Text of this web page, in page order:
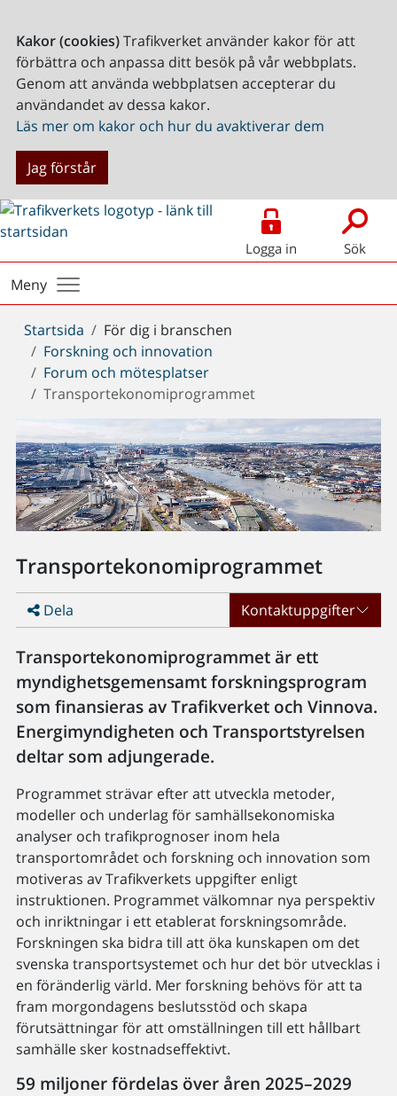
Kakor (cookies)Trafikverket använder kakor för att
förbättra och anpassa ditt besök på vår webbplats.
Genom att använda webbplatsen accepterar du
användandet av dessa kakor.
Läs mer om kakor och hur du avaktiverar dem
Jag förstår
Logga in Sök
Meny
Du
är
här:
Startsida
För dig i branschen
Forskning och innovation
Forum och mötesplatser
Transportekonomiprogrammet
Transportekonomiprogrammet
Dela Kontaktuppgifter
Transportekonomiprogrammet är ett
myndighetsgemensamt forskningsprogram
som finansieras av Trafikverket och Vinnova.
Energimyndigheten och Transportstyrelsen
deltar som adjungerade.
Programmet strävar efter att utveckla metoder,
modeller och underlag för samhällsekonomiska
analyser och trafikprognoser inom hela
transportområdet och forskning och innovation som
motiveras av Trafikverkets uppgifter enligt
instruktionen. Programmet välkomnar nya perspektiv
och inriktningar i ett etablerat forskningsområde.
Forskningen ska bidra till att öka kunskapen om det
svenska transportsystemet och hur det bör utvecklas i
en föränderlig värld. Mer forskning behövs för att ta
fram morgondagens beslutsstöd och skapa
förutsättningar för att omställningen till ett hållbart
samhälle sker kostnadseffektivt.
59 miljoner fördelas över åren 2025–2029